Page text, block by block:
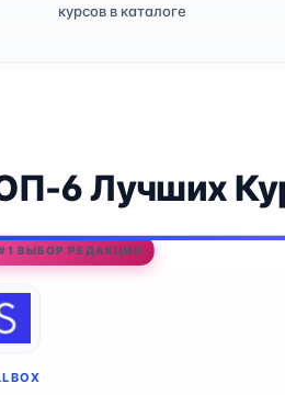
курсов в каталоге
6 Лучших
ВЫБОР РЕДАКЦИИ